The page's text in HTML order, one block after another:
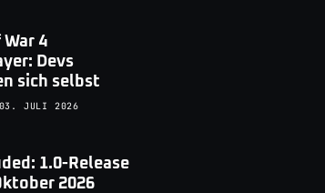
War 4
Devs
sich selbst
03. JULI 2026
1.0-Release
2026